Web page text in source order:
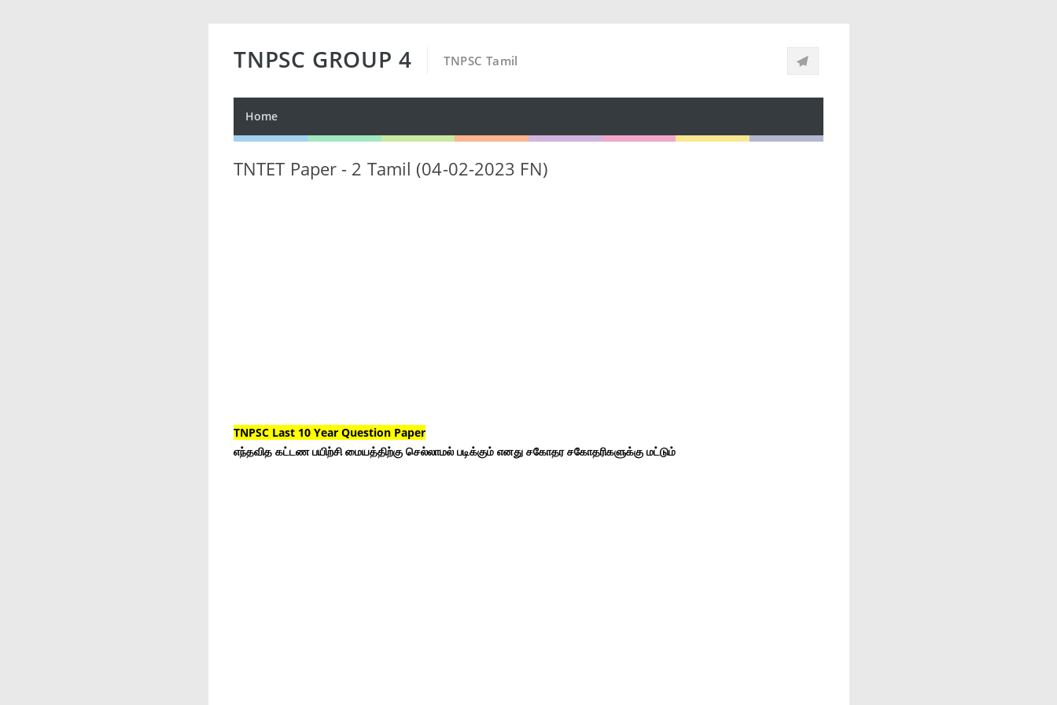
TNPSC GROUP 4 TNPSC Tamil
Home
TNTET Paper - 2 Tamil (04-02-2023 FN)
TNPSC Last 10 Year Question Paper
எந்தவித கட்டண பயிற்சி மையத்திற்கு செல்லாமல் படிக்கும் எனது சகோதர சகோதரிகளுக்கு மட்டும்